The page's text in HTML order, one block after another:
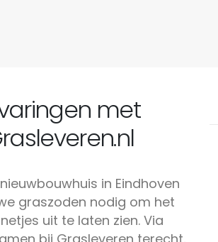
met
in Eindhoven
graszoden nodig om het
uit te laten zien. Via